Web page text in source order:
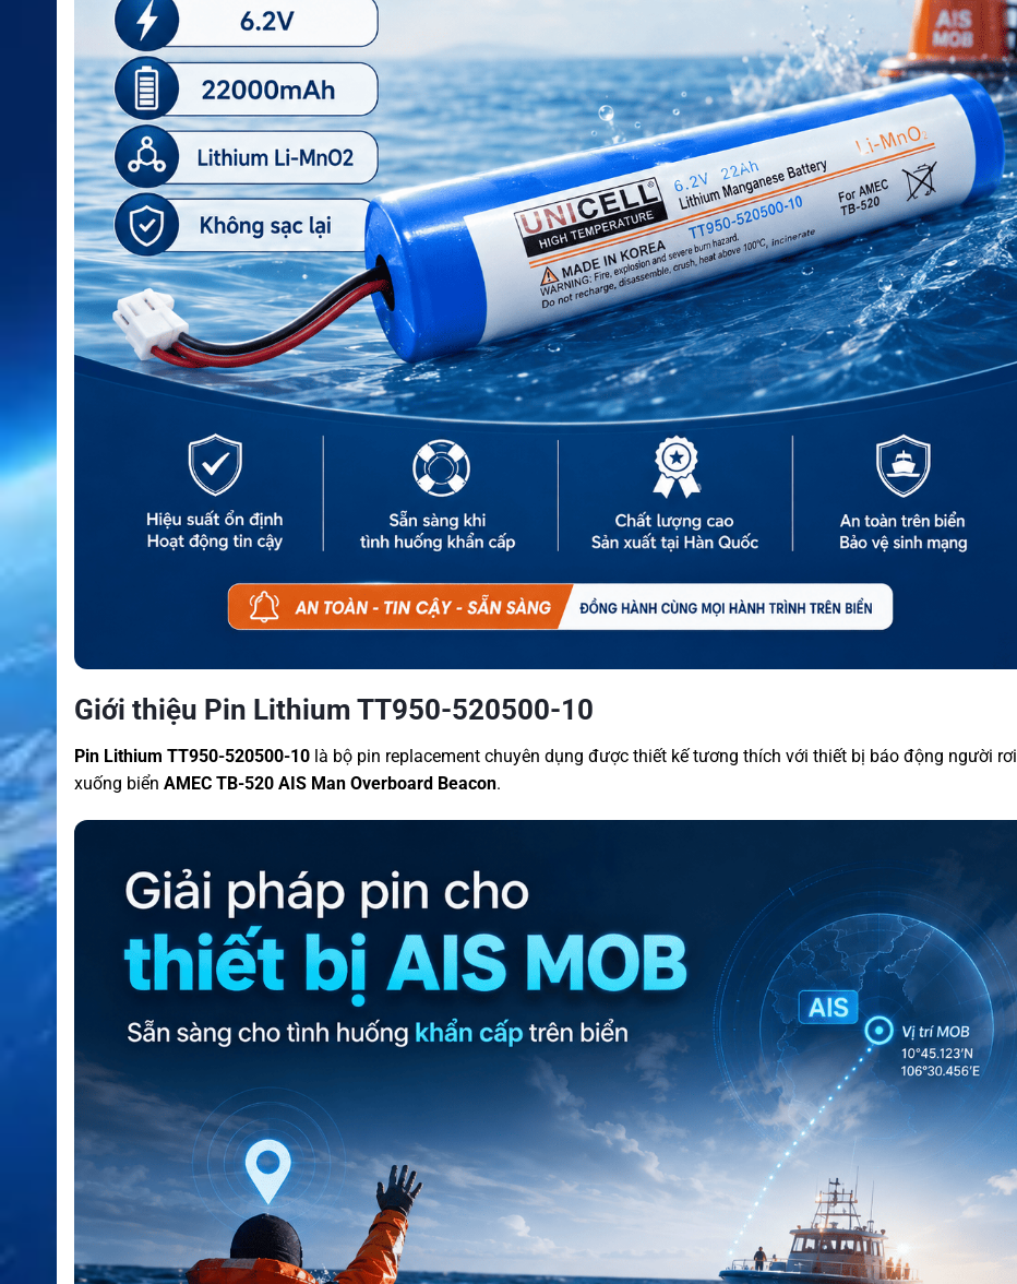
Giới thiệu Pin Lithium TT950-520500-10
Pin Lithium TT950-520500-10 là bộ pin replacement chuyên dụng được thiết kế tương thích với thiết bị báo động người rơi
xuống biển AMEC TB-520 AIS Man Overboard Beacon.